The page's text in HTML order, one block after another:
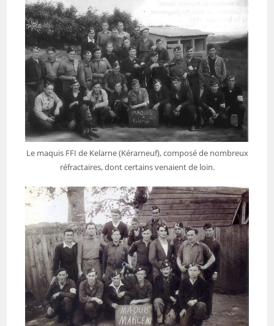
Le maquis FFI de Kelarne (Kérarneuf), composé de nombreux
réfractaires, dont certains venaient de loin.